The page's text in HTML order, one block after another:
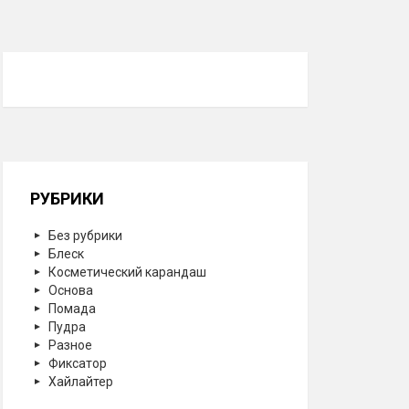
РУБРИКИ
Без рубрики
Блеск
Косметический карандаш
Основа
Помада
Пудра
Разное
Фиксатор
Хайлайтер